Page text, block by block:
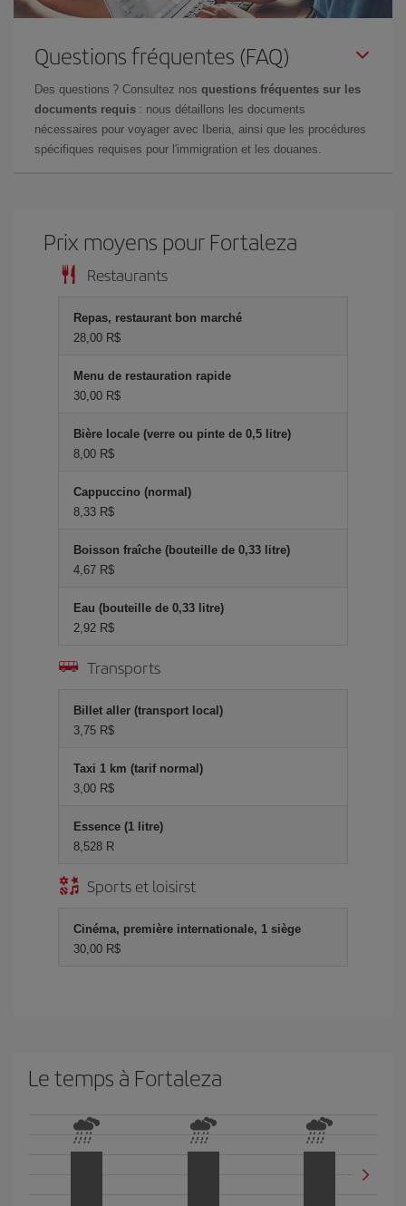
Questions fréquentes (FAQ)
Des questions ? Consultez nos questions fréquentes sur les
documents requis : nous détaillons les documents
nécessaires pour voyager avec Iberia, ainsi que les procédures
spécifiques requises pour l'immigration et les douanes.
Prix ​​moyens pour Fortaleza
Restaurants
Repas, restaurant bon marché
28,00 R$
Menu de restauration rapide
30,00 R$
Bière locale (verre ou pinte de 0,5 litre)
8,00 R$
Cappuccino (normal)
8,33 R$
Boisson fraîche (bouteille de 0,33 litre)
4,67 R$
Eau (bouteille de 0,33 litre)
2,92 R$
Transports
Billet aller (transport local)
3,75 R$
Taxi 1 km (tarif normal)
3,00 R$
Essence (1 litre)
8,528 R
Sports et loisirst
Cinéma, première internationale, 1 siège
30,00 R$
Le temps à Fortaleza